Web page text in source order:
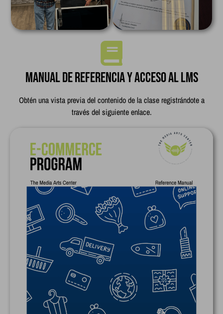
Manual de referencia y acceso al LMS
Obtén una vista previa del contenido de la clase registrándote a
través del siguiente enlace.